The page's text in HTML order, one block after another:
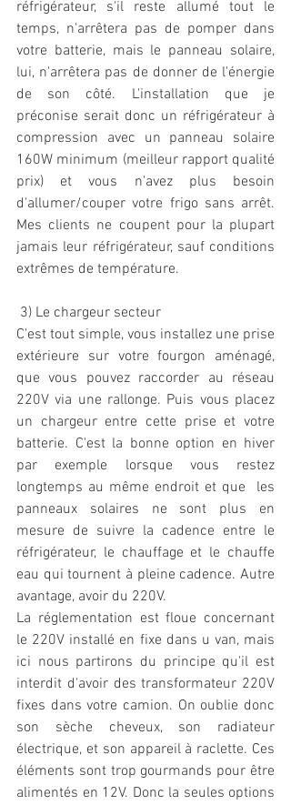
réfrigérateur, s'il reste allumé tout le
temps, n'arrêtera pas de pomper dans
votre batterie, mais le panneau solaire,
lui, n'arrêtera pas de donner de l'énergie
de son côté. L'installation que je
préconise serait donc un réfrigérateur à
compression avec un panneau solaire
160W minimum (meilleur rapport qualité
prix) et vous n'avez plus besoin
d'allumer/couper votre frigo sans arrêt.
Mes clients ne coupent pour la plupart
jamais leur réfrigérateur, sauf conditions
extrêmes de température.
3) Le chargeur secteur
C'est tout simple, vous installez une prise
extérieure sur votre fourgon aménagé,
que vous pouvez raccorder au réseau
220V via une rallonge. Puis vous placez
un chargeur entre cette prise et votre
batterie. C'est la bonne option en hiver
par exemple lorsque vous restez
longtemps au même endroit et que  les
panneaux solaires ne sont plus en
mesure de suivre la cadence entre le
réfrigérateur, le chauffage et le chauffe
eau qui tournent à pleine cadence. Autre
avantage, avoir du 220V.
La réglementation est floue concernant
le 220V installé en fixe dans u van, mais
ici nous partirons du principe qu'il est
interdit d'avoir des transformateur 220V
fixes dans votre camion. On oublie donc
son sèche cheveux, son radiateur
électrique, et son appareil à raclette. Ces
éléments sont trop gourmands pour être
alimentés en 12V. Donc la seules options